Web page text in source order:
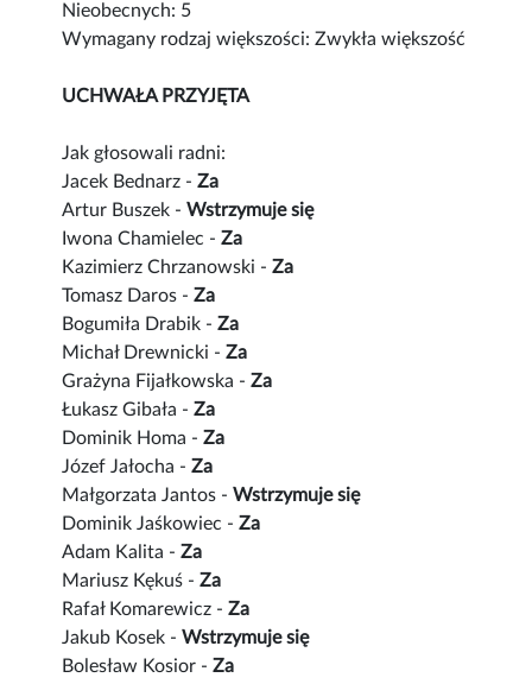
Nieobecnych: 5
Wymagany rodzaj większości: Zwykła większość
UCHWAŁA PRZYJĘTA
Jak głosowali radni:
Jacek Bednarz -Za
Artur Buszek -Wstrzymuje się
Iwona Chamielec -Za
Kazimierz Chrzanowski -Za
Tomasz Daros -Za
Bogumiła Drabik -Za
Michał Drewnicki -Za
Grażyna Fijałkowska -Za
Łukasz Gibała -Za
Dominik Homa -Za
Józef Jałocha -Za
Małgorzata Jantos -Wstrzymuje się
Dominik Jaśkowiec -Za
Adam Kalita -Za
Mariusz Kękuś -Za
Rafał Komarewicz -Za
Jakub Kosek -Wstrzymuje się
Bolesław Kosior -Za